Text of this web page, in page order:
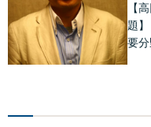
【
題
要分